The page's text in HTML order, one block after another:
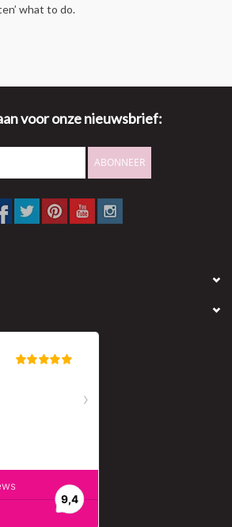
what to do.
voor onze nieuwsbrief:
ABONNEER